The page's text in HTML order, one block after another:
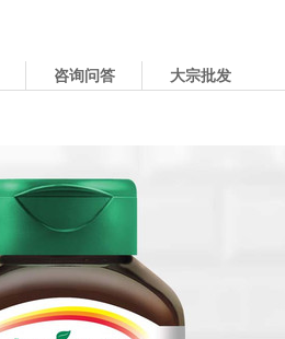
咨询问答 大宗批发